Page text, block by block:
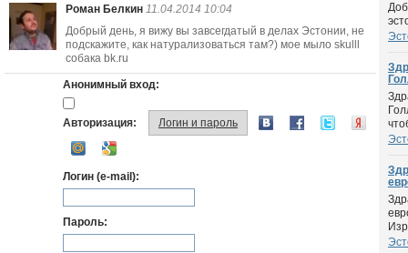
Роман Белкин 11.04.2014 10:04
Добрый день, я вижу вы завсегдатый в делах Эстонии, не
подскажите, как натурализоваться там?) мое мыло skulll
собака bk.ru
Анонимный вход:
Авторизация: Логин и пароль
Логин (e-mail):
Пароль: